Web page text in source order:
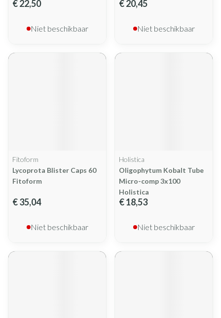
€ 22,50
Niet beschikbaar
€ 20,45
Niet beschikbaar
Fitoform
Lycoprota Blister Caps 60
Fitoform
€ 35,04
Niet beschikbaar
Holistica
Oligophytum Kobalt Tube
Micro-comp 3x100
Holistica
€ 18,53
Niet beschikbaar